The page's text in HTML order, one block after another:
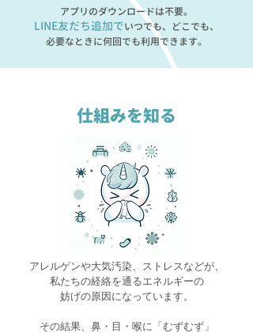
アプリのダウンロードは不要。
LINE友だち追加でいつでも、どこでも、
必要なときに何回でも利用できます。
仕組みを知る
アレルゲンや大気汚染、ストレスなどが、
私たちの経絡を通るエネルギーの
妨げの原因になっています。
その結果、鼻・目・喉に「むずむず」